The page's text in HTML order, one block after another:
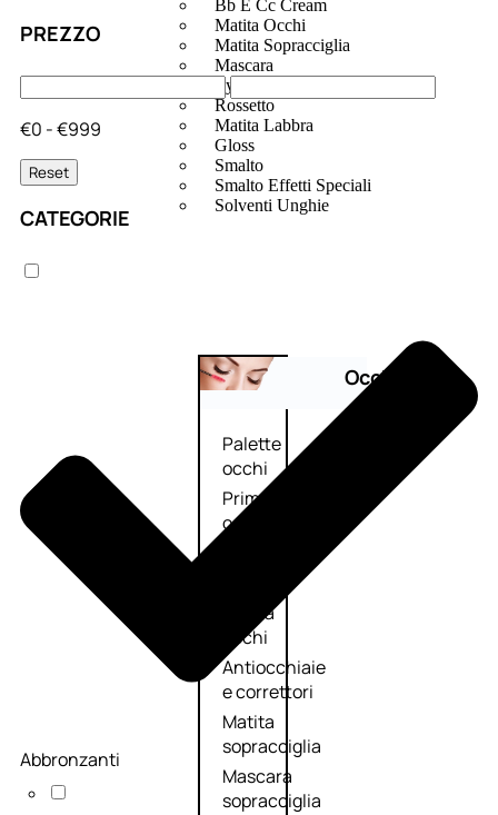
Bb E Cc Cream
Matita Occhi
Matita Sopracciglia
Mascara
Eyeliner
Rossetto
Matita Labbra
Gloss
Smalto
Smalto Effetti Speciali
Solventi Unghie
Occhi
Palette
occhi
Primer
occhi
Matita
occhi
Antiocchiaie
e correttori
Matita
sopracciglia
Mascara
sopracciglia
PREZZO
€0 - €999
Reset
CATEGORIE
Abbronzanti